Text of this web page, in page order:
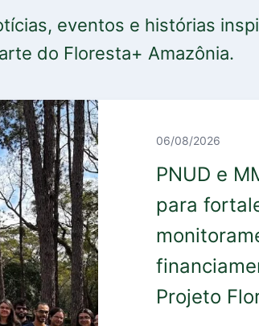
eventos e histórias
do Floresta+ Amazônia.
06/08/2026
PNUD e
para
Projeto